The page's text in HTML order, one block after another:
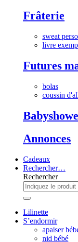
Frâterie
sweat perso
livre
Futures
bolas
coussin
Annonces
Cadeaux
Rechercher…
Rechercher
Lilinette
S’endormir
apaiser
nid bébé